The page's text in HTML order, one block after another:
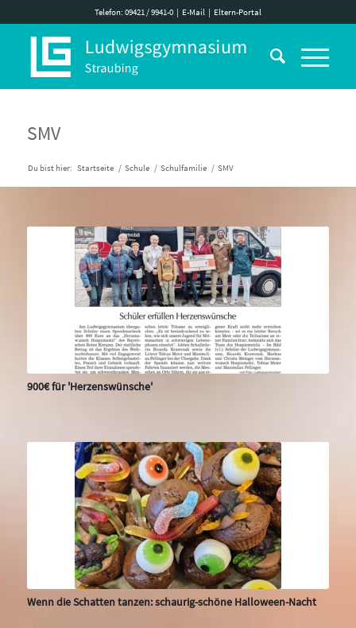
Telefon: 09421 / 9941-0| E-Mail| Eltern-Portal
SMV
Du bist hier: Startseite / Schule / Schulfamilie / SMV
900€ für 'Herzenswünsche'
Wenn die Schatten tanzen: schaurig-schöne Halloween-Nacht